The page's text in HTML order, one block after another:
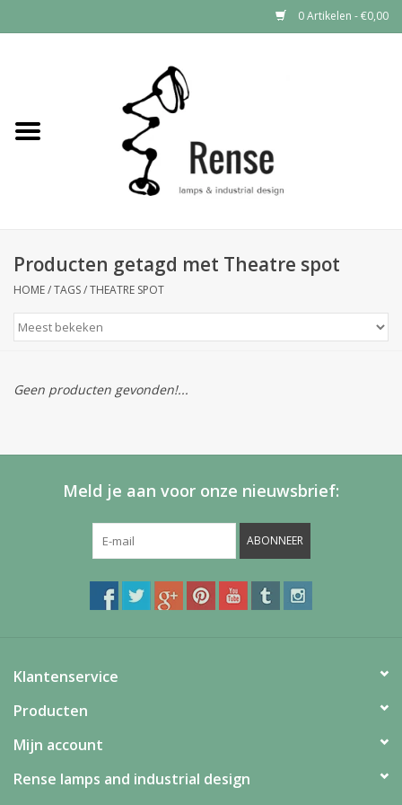
0 Artikelen - €0,00
Industrial lamps
Producten getagd met Theatre spot
HOME/TAGS/THEATRE SPOT
Geen producten gevonden!...
Meld je aan voor onze nieuwsbrief:
ABONNEER
Klantenservice
Producten
Mijn account
Rense lamps and industrial design